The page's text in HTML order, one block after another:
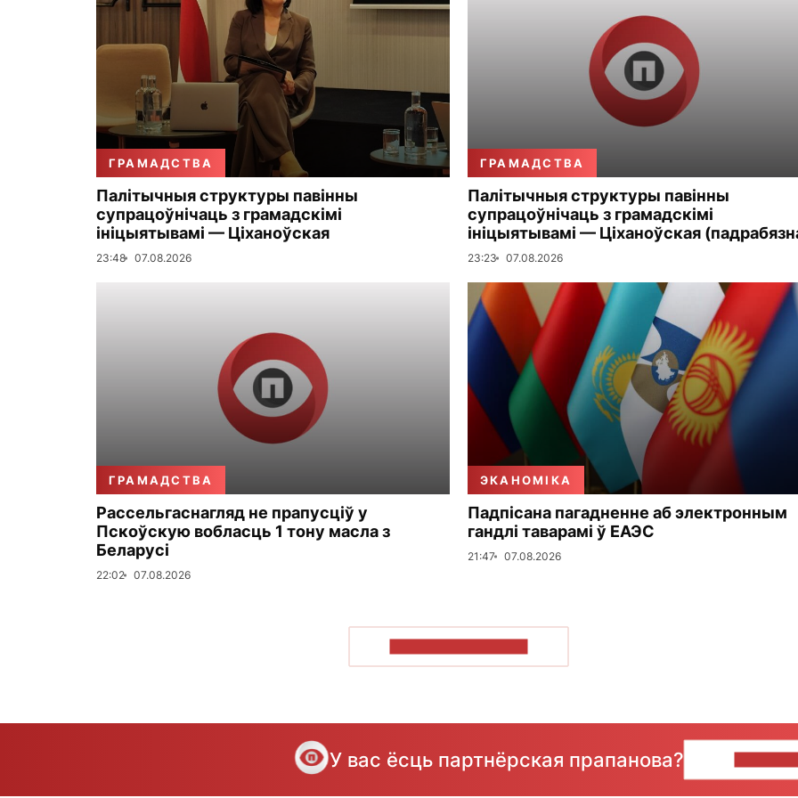
ГРАМАДСТВА
Палітычныя структуры павінны
супрацоўнічаць з грамадскімі
ініцыятывамі — Ціханоўская
23:48 07.08.2026
ГРАМАДСТВА
Палітычныя структуры павінны
супрацоўнічаць з грамадскімі
ініцыятывамі — Ціханоўская
23:23 07.08.2026
ГРАМАДСТВА
Рассельгаснагляд не прапусціў у
Пскоўскую вобласць 1 тону масла з
Беларусі
22:02 07.08.2026
ЭКАНОМІКА
Падпісана пагадненне аб электронным
гандлі таварамі ў ЕАЭС
21:47 07.08.2026
У вас ёсць партнёрская прапанова?